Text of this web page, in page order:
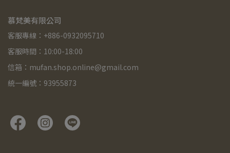
慕梵美有限公司
客服專線：+886-0932095710
客服時間：10:00-18:00
信箱：mufan.shop.online@gmail.com
統一編號：93955873